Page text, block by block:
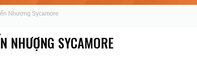
Nhượng Sycamore
NHƯỢNG SYCAMORE